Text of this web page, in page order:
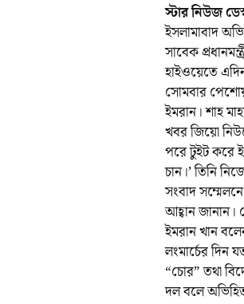
স্টার নিউজ
ইসলামাবাদ
সাবেক
হাইওয়েতে
সোমবার
ইমরান। শাহ
খবর জিয়ো
পরে টুইট করে
চান।’ তিনি
সংবাদ
আহ্বান জানান।
ইমরান খান
লংমার্চের দিন
“চোর” তথা
দল বলে